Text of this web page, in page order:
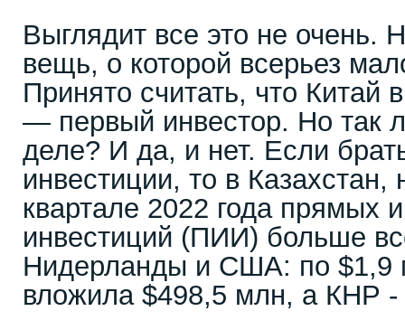
Выглядит все это не очень.
вещь, о которой всерьез
Принято считать, что Китай
— первый инвестор. Но так
деле? И да, и нет. Если
инвестиции, то в
квартале 2022 года прямых
инвестиций (ПИИ) больше
Нидерланды и США: по $1,9
вложила $498,5 млн, а КНР